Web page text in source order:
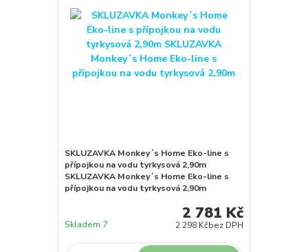
SKLUZAVKA Monkey´s Home Eko-line s
přípojkou na vodu tyrkysová 2,90m
SKLUZAVKA Monkey´s Home Eko-line s
přípojkou na vodu tyrkysová 2,90m
2 781 Kč
2 298 Kčbez DPH
Skladem 7